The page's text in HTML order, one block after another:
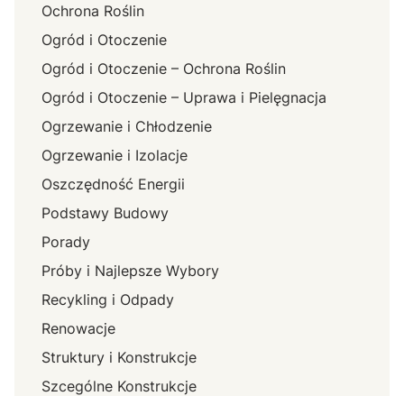
Ochrona Roślin
Ogród i Otoczenie
Ogród i Otoczenie – Ochrona Roślin
Ogród i Otoczenie – Uprawa i Pielęgnacja
Ogrzewanie i Chłodzenie
Ogrzewanie i Izolacje
Oszczędność Energii
Podstawy Budowy
Porady
Próby i Najlepsze Wybory
Recykling i Odpady
Renowacje
Struktury i Konstrukcje
Szcególne Konstrukcje